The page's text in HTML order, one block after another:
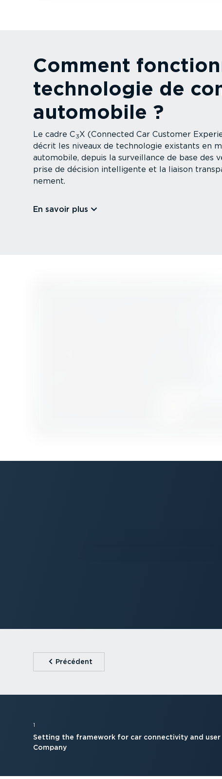
Comment
technologie de
automobile ?
Le cadre C3X (Connected Car Customer
décrit les niveaux de technologie existants en
automobile, depuis la surveillance de base des
prise de décision intel­li­gente et la liaison
nement.
En savoir plus
⁠Précédent
1
Setting the framework for car connec­tivity and user
Company